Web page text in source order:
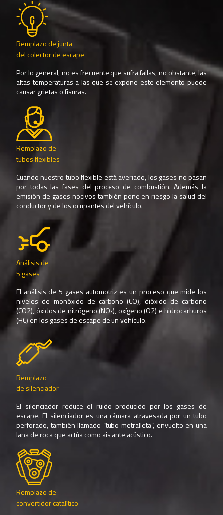
Remplazo de junta
del colector de escape
Por lo general, no es frecuente que sufra fallas, no obstante, las
altas temperaturas a las que se expone este elemento puede
causar grietas o fisuras.
Remplazo de
tubos flexibles
Cuando nuestro tubo flexible está averiado, los gases no pasan
por todas las fases del proceso de combustión. Además la
emisión de gases nocivos también pone en riesgo la salud del
conductor y de los ocupantes del vehículo.
Análisis de
5 gases
El análisis de 5 gases automotriz es un proceso que mide los
niveles de monóxido de carbono (CO), dióxido de carbono
(CO2), óxidos de nitrógeno (NOx), oxígeno (O2) e hidrocarburos
(HC) en los gases de escape de un vehículo.
Remplazo
de silenciador
El silenciador reduce el ruido producido por los gases de
escape. El silenciador es una cámara atravesada por un tubo
perforado, también llamado “tubo metralleta”, envuelto en una
lana de roca que actúa como aislante acústico.
Remplazo de
convertidor catalítico